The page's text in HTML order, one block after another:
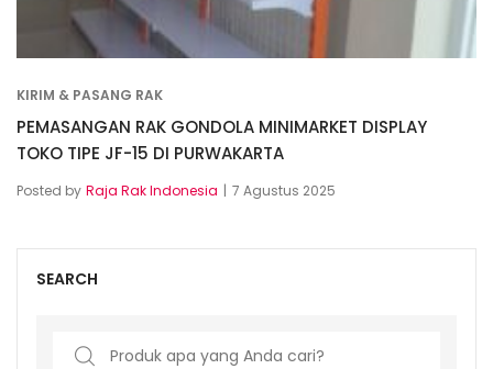
KIRIM & PASANG RAK
PEMASANGAN RAK GONDOLA MINIMARKET DISPLAY
TOKO TIPE JF-15 DI PURWAKARTA
Posted by Raja Rak Indonesia 7 Agustus 2025
SEARCH
Search